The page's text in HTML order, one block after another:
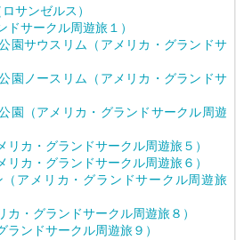
サンゼルス）
サークル周遊旅１）
園サウスリム（アメリカ・グランドサ
園ノースリム（アメリカ・グランドサ
園（アメリカ・グランドサークル周遊
カ・グランドサークル周遊旅５）
カ・グランドサークル周遊旅６）
アメリカ・グランドサークル周遊旅
・グランドサークル周遊旅８）
ンドサークル周遊旅９）